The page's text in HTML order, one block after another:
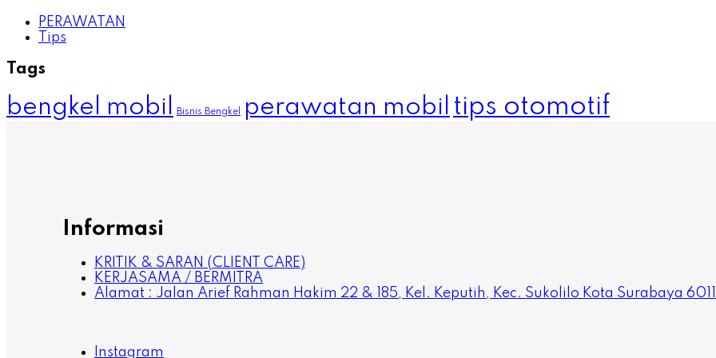
PERAWATAN
Tips
Tags
bengkel mobil Bisnis Bengkel perawatan mobil tips otomotif
Informasi
KRITIK & SARAN (CLIENT CARE)
KERJASAMA / BERMITRA
Alamat : Jalan Arief Rahman Hakim 22 & 185, Kel. Keputih, Kec. Sukolilo Kota Surabaya
Instagram